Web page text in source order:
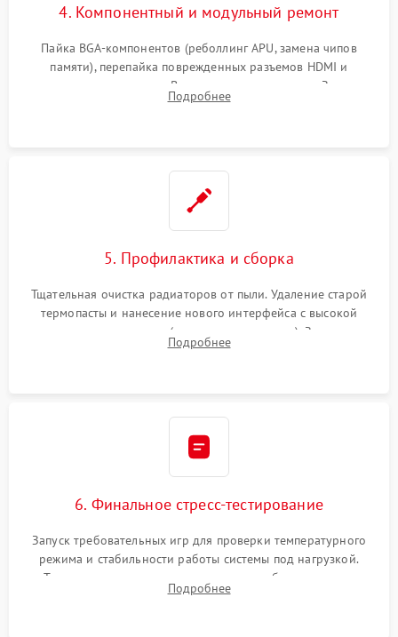
4. Компонентный и модульный ремонт
Пайка BGA-компонентов (реболлинг APU, замена чипов
памяти), перепайка поврежденных разъемов HDMI и
контроллеров питания. Восстановление дорожек. Замена
неисправного жесткого диска, SSD или лазерной головки
Подробнее
5. Профилактика и сборка
Тщательная очистка радиаторов от пыли. Удаление старой
термопасты и нанесение нового интерфейса с высокой
теплопроводностью (или жидкого металла). Замена
термопрокладок. Аккуратная сборка консоли и подключение
Подробнее
6. Финальное стресс-тестирование
Запуск требовательных игр для проверки температурного
режима и стабильности работы системы под нагрузкой.
Тестирование привода, синхронизации беспроводных
геймпадов, выхода в сеть и выдачи изображения без
Подробнее